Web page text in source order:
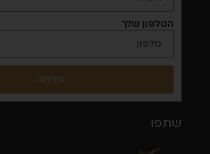
הטלפון שלך
שליחה
שתפו